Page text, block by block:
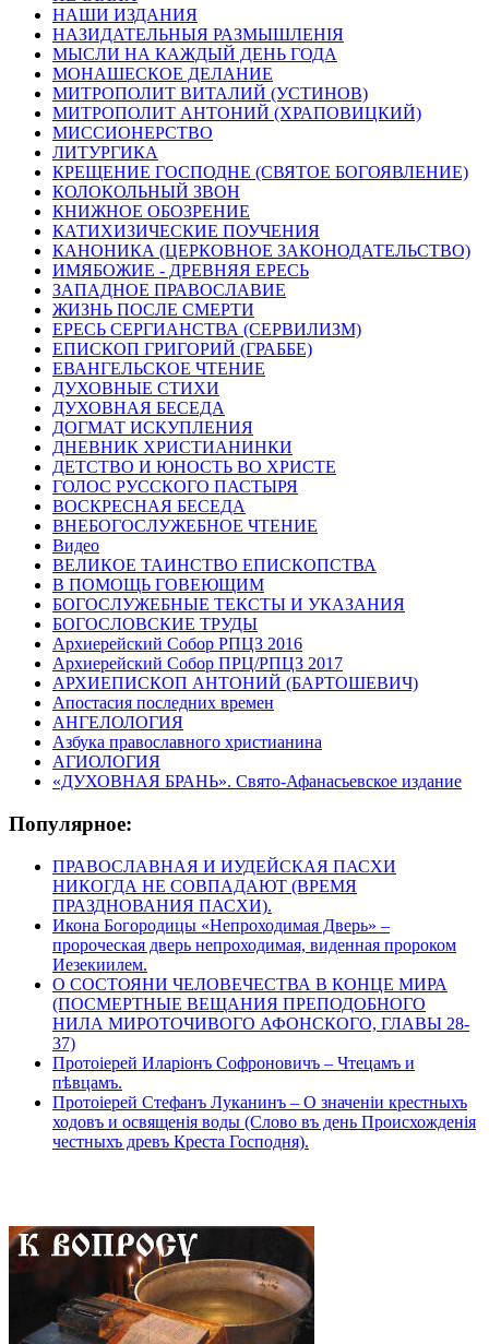
НАШИ ИЗДАНИЯ
НАЗИДАТЕЛЬНЫЯ РАЗМЫШЛЕНІЯ
МЫСЛИ НА КАЖДЫЙ ДЕНЬ ГОДА
МОНАШЕСКОЕ ДЕЛАНИЕ
МИТРОПОЛИТ ВИТАЛИЙ (УСТИНОВ)
МИТРОПОЛИТ АНТОНИЙ (ХРАПОВИЦКИЙ)
МИССИОНЕРСТВО
ЛИТУРГИКА
КРЕЩЕНИЕ ГОСПОДНЕ (СВЯТОЕ БОГОЯВЛЕНИЕ)
КОЛОКОЛЬНЫЙ ЗВОН
КНИЖНОЕ ОБОЗРЕНИЕ
КАТИХИЗИЧЕСКИЕ ПОУЧЕНИЯ
КАНОНИКА (ЦЕРКОВНОЕ ЗАКОНОДАТЕЛЬСТВО)
ИМЯБОЖИЕ - ДРЕВНЯЯ ЕРЕСЬ
ЗАПАДНОЕ ПРАВОСЛАВИЕ
ЖИЗНЬ ПОСЛЕ СМЕРТИ
ЕРЕСЬ СЕРГИАНСТВА (СЕРВИЛИЗМ)
ЕПИСКОП ГРИГОРИЙ (ГРАББЕ)
ЕВАНГЕЛЬСКОЕ ЧТЕНИЕ
ДУХОВНЫЕ СТИХИ
ДУХОВНАЯ БЕСЕДА
ДОГМАТ ИСКУПЛЕНИЯ
ДНЕВНИК ХРИСТИАНИНКИ
ДЕТСТВО И ЮНОСТЬ ВО ХРИСТЕ
ГОЛОС РУССКОГО ПАСТЫРЯ
ВОСКРЕСНАЯ БЕСЕДА
ВНЕБОГОСЛУЖЕБНОЕ ЧТЕНИЕ
Видео
ВЕЛИКОЕ ТАИНСТВО ЕПИСКОПСТВА
В ПОМОЩЬ ГОВЕЮЩИМ
БОГОСЛУЖЕБНЫЕ ТЕКСТЫ И УКАЗАНИЯ
БОГОСЛОВСКИЕ ТРУДЫ
Архиерейский Собор РПЦЗ 2016
Архиерейский Собор ПРЦ/РПЦЗ 2017
АРХИЕПИСКОП АНТОНИЙ (БАРТОШЕВИЧ)
Апостасия последних времен
АНГЕЛОЛОГИЯ
Азбука православного христианина
АГИОЛОГИЯ
«ДУХОВНАЯ БРАНЬ». Свято-Афанасьевское издание
Популярное:
ПРАВОСЛАВНАЯ И ИУДЕЙСКАЯ ПАСХИ
НИКОГДА НЕ СОВПАДАЮТ (ВРЕМЯ
ПРАЗДНОВАНИЯ ПАСХИ).
Икона Богородицы «Непроходимая Дверь» –
пророческая дверь непроходимая, виденная пророком
Иезекиилем.
О СОСТОЯНИ ЧЕЛОВЕЧЕСТВА В КОНЦЕ МИРА
(ПОСМЕРТНЫЕ ВЕЩАНИЯ ПРЕПОДОБНОГО
НИЛА МИРОТОЧИВОГО АФОНСКОГО, ГЛАВЫ 28-
37)
Протоіерей Иларіонъ Софроновичъ – Чтецамъ и
пѣвцамъ.
Протоіерей Стефанъ Луканинъ – О значеніи крестныхъ
ходовъ и освященія воды (Слово въ день Происхожденія
честныхъ древъ Креста Господня).